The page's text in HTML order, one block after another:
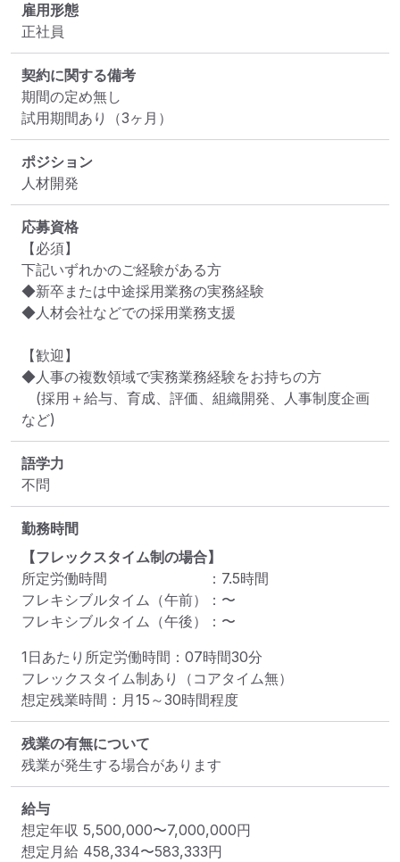
雇用形態
正社員
契約に関する備考
期間の定め無し
試用期間あり（3ヶ月）
ポジション
人材開発
応募資格
【必須】
下記いずれかのご経験がある方
◆新卒または中途採用業務の実務経験
◆人材会社などでの採用業務支援
【歓迎】
◆人事の複数領域で実務業務経験をお持ちの方
(採用＋給与、育成、評価、組織開発、人事制度企画
など)
語学力
不問
勤務時間
【フレックスタイム制の場合】
所定労働時間
： 7.5時間
フレキシブルタイム（午前）
： 〜
フレキシブルタイム（午後）
： 〜
1日あたり所定労働時間：07時間30分
フレックスタイム制あり（コアタイム無）
想定残業時間：月15～30時間程度
残業の有無について
残業が発生する場合があります
給与
想定年収 5,500,000〜7,000,000円
想定月給 458,334〜583,333円